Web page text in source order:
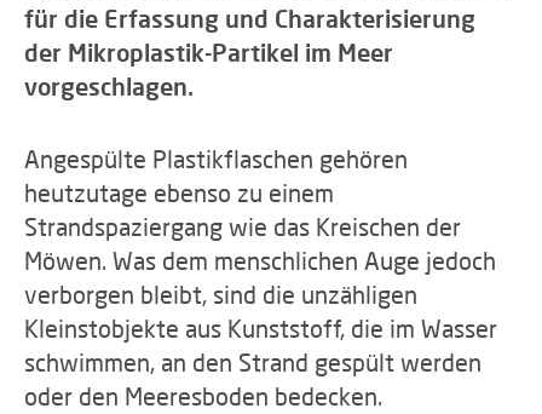
für die Erfassung und Charakterisierung
der Mikroplastik-Partikel im Meer
vorgeschlagen.
Angespülte Plastikflaschen gehören
heutzutage ebenso zu einem
Strandspaziergang wie das Kreischen der
Möwen. Was dem menschlichen Auge jedoch
verborgen bleibt, sind die unzähligen
Kleinstobjekte aus Kunststoff, die im Wasser
schwimmen, an den Strand gespült werden
oder den Meeresboden bedecken.